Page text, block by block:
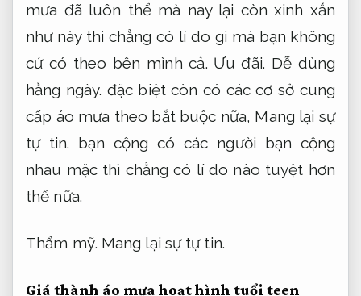
mưa đã luôn thể mà nay lại còn xinh xắn
như này thì chẳng có lí do gì mà bạn không
cứ có theo bên mình cả. Ưu đãi. Dễ dùng
hằng ngày. đặc biệt còn có các cơ sở cung
cấp áo mưa theo bắt buộc nữa, Mang lại sự
tự tin. bạn cộng có các người bạn cộng
nhau mặc thì chẳng có lí do nào tuyệt hơn
thế nữa.
Thẩm mỹ. Mang lại sự tự tin.
Giá thành áo mưa hoạt hình tuổi teen